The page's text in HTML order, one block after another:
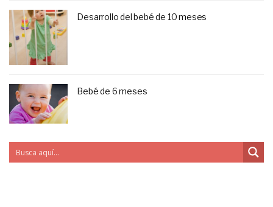
Desarrollo del bebé de 10 meses
Bebé de 6 meses